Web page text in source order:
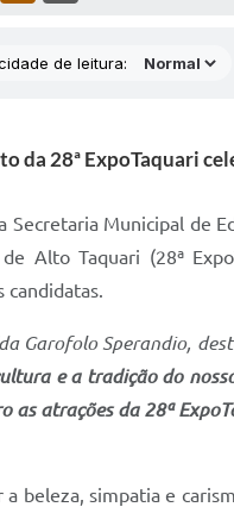
de leitura:
da 28ª ExpoTaquari
Municipal de
de Alto Taquari (28ª
candidatas.
Garofolo Sperandio,
e a tradição do
as atrações da 28ª
beleza, simpatia e